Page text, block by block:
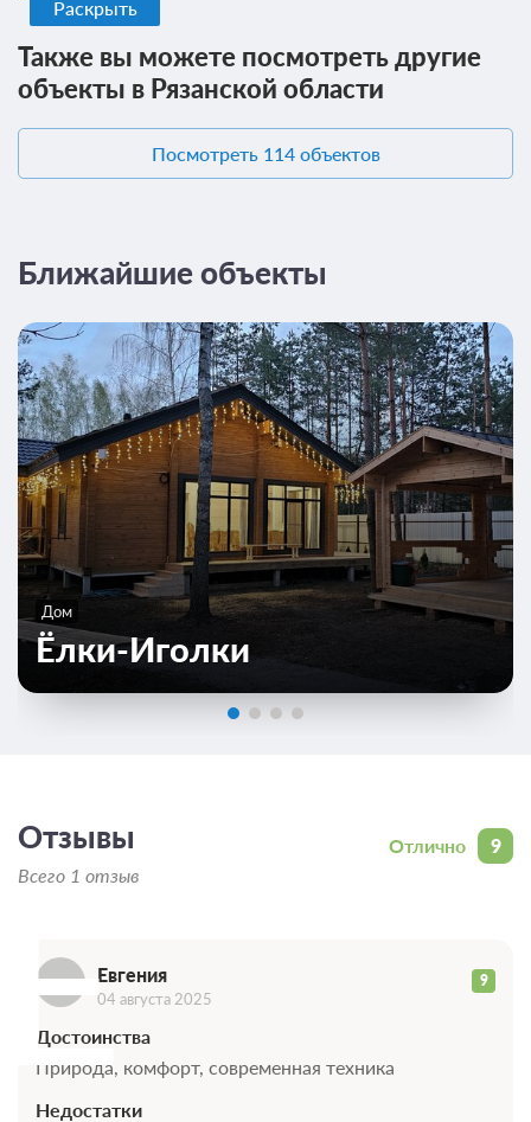
Раскрыть
Также вы можете посмотреть другие
объекты в Рязанской области
Посмотреть 114 объектов
Ближайшие объекты
Дом
Ёлки-Иголки
9
Отлично
Отзывы
Всего 1 отзыв
Евгения 9
04 августа 2025
Достоинства
Природа, комфорт, современная техника
Недостатки